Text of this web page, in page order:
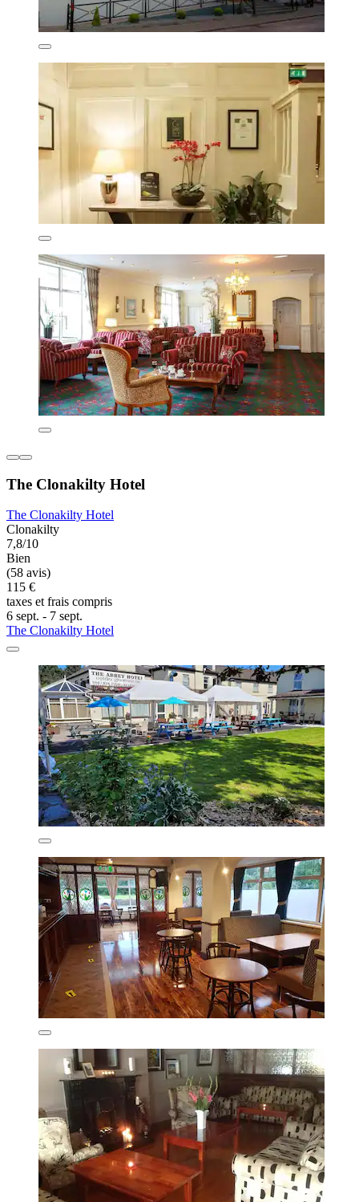
The Clonakilty Hotel
The Clonakilty Hotel
Clonakilty
7,8/10
Bien
(58 avis)
115 €
taxes et frais compris
6 sept. - 7 sept.
The Clonakilty Hotel